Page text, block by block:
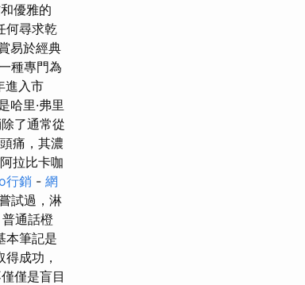
優雅的
何尋求乾
易於經典
種專門為
進入市
哈里·弗里
了通常從
痛，其濃
拉比卡咖
行銷 - 網
試過，淋
通話橙
本筆記是
成功，
僅是盲目